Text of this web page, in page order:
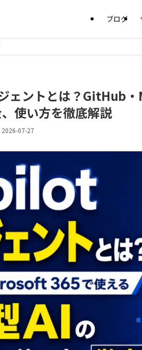
ブログ
ェントとは？GitHub
使い方を徹底解説
2026-07-27